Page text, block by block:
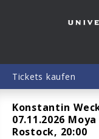
Konstantin
07.11.2026
Rostock, 20:00
Tickets kaufen